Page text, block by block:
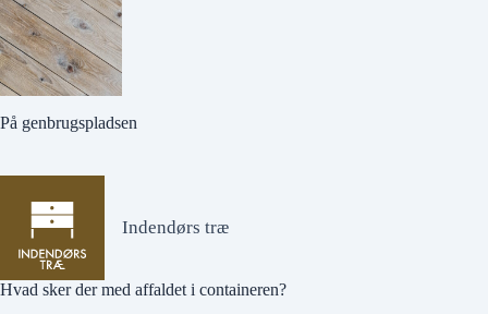
På genbrugspladsen
Indendørs træ
Hvad sker der med affaldet i containeren?